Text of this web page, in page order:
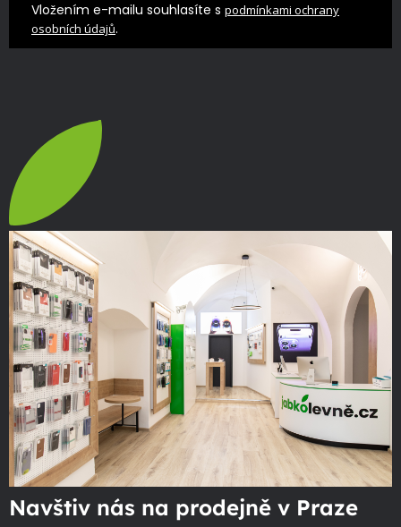
Vložením e-mailu souhlasíte s podmínkami ochrany
osobních údajů.
Navštiv nás na prodejně v Praze